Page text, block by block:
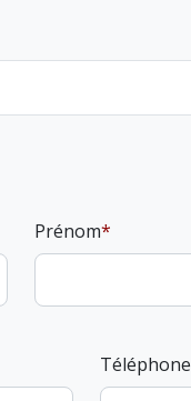
Prénom
Téléphone